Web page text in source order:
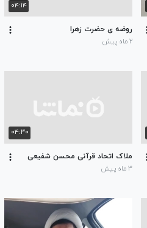
۰۴:۱۴
روضه ی حضرت زهرا
۲ ماه پیش
۰۴:۳۰
ملاک اتحاد قرآنی محسن شفیعی
۳ ماه پیش